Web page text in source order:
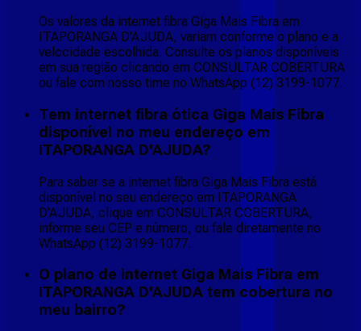
Os valores da internet fibra Giga Mais Fibra em
ITAPORANGA D'AJUDA, variam conforme o plano e a
velocidade escolhida. Consulte os planos disponíveis
em sua região clicando em CONSULTAR COBERTURA
ou fale com nosso time no WhatsApp (12) 3199-1077.
Tem internet fibra ótica Giga Mais Fibra
disponível no meu endereço em
ITAPORANGA D'AJUDA?
Para saber se a internet fibra Giga Mais Fibra está
disponível no seu endereço em ITAPORANGA
D'AJUDA, clique em CONSULTAR COBERTURA,
informe seu CEP e número, ou fale diretamente no
WhatsApp (12) 3199-1077.
O plano de internet Giga Mais Fibra em
ITAPORANGA D'AJUDA tem cobertura no
meu bairro?